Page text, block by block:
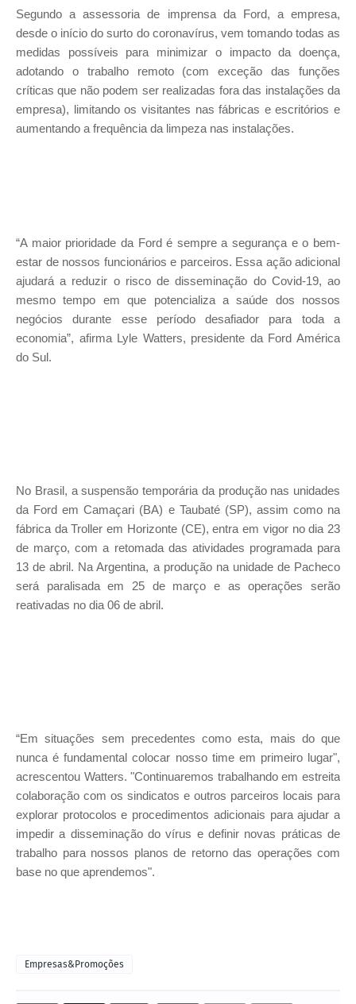
Segundo a assessoria de imprensa da Ford, a empresa,
desde o início do surto do coronavírus, vem tomando todas as
medidas possíveis para minimizar o impacto da doença,
adotando o trabalho remoto (com exceção das funções
críticas que não podem ser realizadas fora das instalações da
empresa), limitando os visitantes nas fábricas e escritórios e
aumentando a frequência da limpeza nas instalações.
“A maior prioridade da Ford é sempre a segurança e o bem-
estar de nossos funcionários e parceiros. Essa ação adicional
ajudará a reduzir o risco de disseminação do Covid-19, ao
mesmo tempo em que potencializa a saúde dos nossos
negócios durante esse período desafiador para toda a
economia”, afirma Lyle Watters, presidente da Ford América
do Sul.
No Brasil, a suspensão temporária da produção nas unidades
da Ford em Camaçari (BA) e Taubaté (SP), assim como na
fábrica da Troller em Horizonte (CE), entra em vigor no dia 23
de março, com a retomada das atividades programada para
13 de abril. Na Argentina, a produção na unidade de Pacheco
será paralisada em 25 de março e as operações serão
reativadas no dia 06 de abril.
“Em situações sem precedentes como esta, mais do que
nunca é fundamental colocar nosso time em primeiro lugar",
acrescentou Watters. "Continuaremos trabalhando em estreita
colaboração com os sindicatos e outros parceiros locais para
explorar protocolos e procedimentos adicionais para ajudar a
impedir a disseminação do vírus e definir novas práticas de
trabalho para nossos planos de retorno das operações com
base no que aprendemos".
Empresas&Promoções